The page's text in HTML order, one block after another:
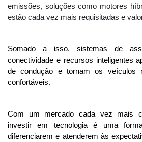
emissões, soluções como motores
estão cada vez mais requisitadas e
Somado a isso, sistemas de
conectividade e recursos inteligentes
de condução e tornam os veículos
confortáveis.
Com um mercado cada vez mais
investir em tecnologia é uma
diferenciarem e atenderem às